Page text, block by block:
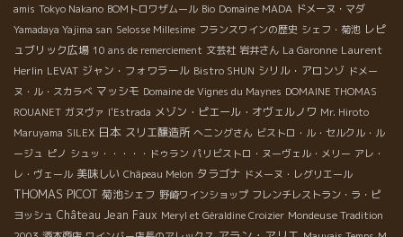
amis Tokyo Nakano BOMトロワザムール Bio Domaine MADA ドメーヌ・マダ
Yamadaya Yajima san Selosse Millesime フランスワインの歴史 シェフ・菊池 レピ
ュブリック広場 10 ans de remerciement 文芸社 岩井さん La Garonne Laurent
Herlin LEVAT ジャン・フォワラール Bistro SHUN シリル・アロンゾ ドメー
ヌ・ル・スカラベ マッシモ Domaine de Vignes du Maynes DOMAINE THOMAS
ROUANET ガヌヴァ l'Estrada メゾン・ピエール・オヴェルノワ Mr. Hiroto
Maruyama SILEX 日本 スリエ醸造所 へニングさん ビストロ・ル・セルクル・ル
ージュ ピノ シュッ・・・・・ドゥラン パリビストロ・ヌーヴェル・メリー アレ・
レ・ヴェール 美味しい Châpeau Melon タラゴナ ドメーヌ・レグリエール
THOMAS PICOT 菊池シェフ 野崎ワインショップ フレンチレストラン・ラ・ピ
ヨッシュ Château Jean Faux Meryl et Géraldine Croizier Mondeuse Tradition